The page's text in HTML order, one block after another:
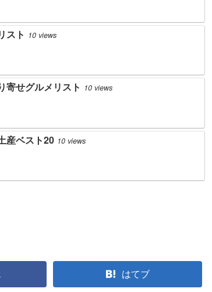
スト 10 views
寄せグルメリスト 10 views
産ベスト20 10 views
はてブ